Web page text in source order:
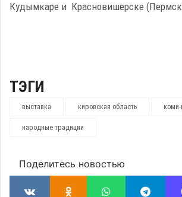
Кудымкаре и Красновишерске
ТЭГИ
выставка кировская область
народные традиции
Поделитесь новостью